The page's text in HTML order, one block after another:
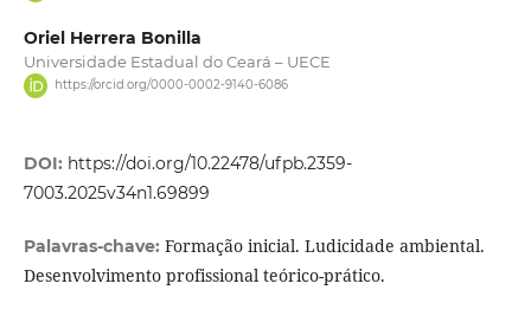
Oriel Herrera Bonilla
Universidade Estadual do Ceará – UECE
https://orcid.org/0000-0002-9140-6086
DOI: https://doi.org/10.22478/ufpb.2359-
7003.2025v34n1.69899
Palavras-chave: Formação inicial. Ludicidade ambiental.
Desenvolvimento profissional teórico-prático.